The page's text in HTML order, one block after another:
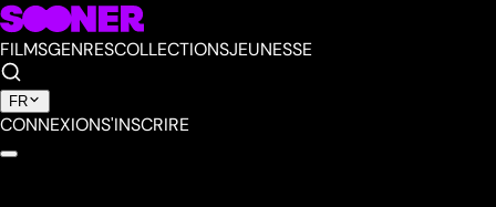
FILMSGENRESCOLLECTIONSJEUNESSE
FR
CONNEXIONS'INSCRIRE